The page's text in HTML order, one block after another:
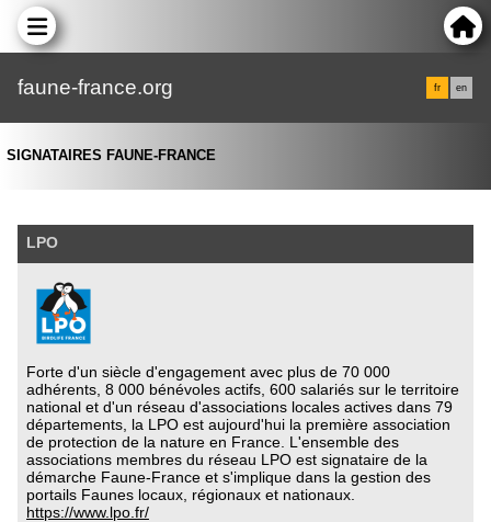
faune-france.org fr en
SIGNATAIRES FAUNE-FRANCE
LPO
Forte d'un siècle d'engagement avec plus de 70 000
adhérents, 8 000 bénévoles actifs, 600 salariés sur le territoire
national et d'un réseau d'associations locales actives dans 79
départements, la LPO est aujourd'hui la première association
de protection de la nature en France. L'ensemble des
associations membres du réseau LPO est signataire de la
démarche Faune-France et s'implique dans la gestion des
portails Faunes locaux, régionaux et nationaux.
https://www.lpo.fr/